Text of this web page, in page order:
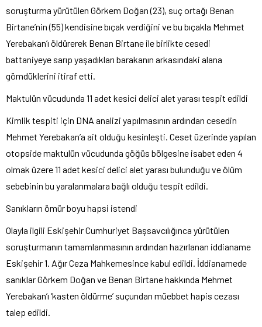
soruşturma yürütülen Görkem Doğan (23), suç ortağı Benan
Birtane’nin (55) kendisine bıçak verdiğini ve bu bıçakla Mehmet
Yerebakan’ı öldürerek Benan Birtane ile birlikte cesedi
battaniyeye sarıp yaşadıkları barakanın arkasındaki alana
gömdüklerini itiraf etti.
Maktulün vücudunda 11 adet kesici delici alet yarası tespit edildi
Kimlik tespiti için DNA analizi yapılmasının ardından cesedin
Mehmet Yerebakan’a ait olduğu kesinleşti. Ceset üzerinde yapılan
otopside maktulün vücudunda göğüs bölgesine isabet eden 4
olmak üzere 11 adet kesici delici alet yarası bulunduğu ve ölüm
sebebinin bu yaralanmalara bağlı olduğu tespit edildi.
Sanıkların ömür boyu hapsi istendi
Olayla ilgili Eskişehir Cumhuriyet Başsavcılığınca yürütülen
soruşturmanın tamamlanmasının ardından hazırlanan iddianame
Eskişehir 1. Ağır Ceza Mahkemesince kabul edildi. İddianamede
sanıklar Görkem Doğan ve Benan Birtane hakkında Mehmet
Yerebakan’ı ‘kasten öldürme’ suçundan müebbet hapis cezası
talep edildi.